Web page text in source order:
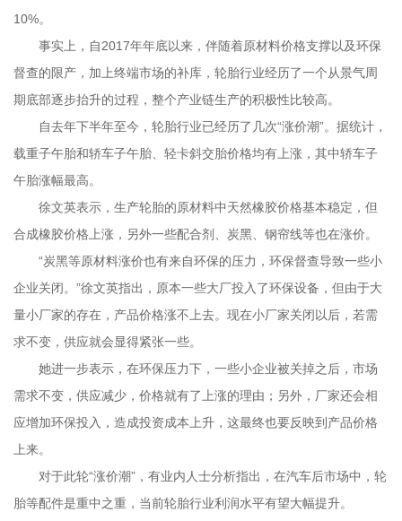
10%。
事实上，自2017年年底以来，伴随着原材料价格支撑以及环保
督查的限产，加上终端市场的补库，轮胎行业经历了一个从景气周
期底部逐步抬升的过程，整个产业链生产的积极性比较高。
自去年下半年至今，轮胎行业已经历了几次“涨价潮”。据统计，
载重子午胎和轿车子午胎、轻卡斜交胎价格均有上涨，其中轿车子
午胎涨幅最高。
徐文英表示，生产轮胎的原材料中天然橡胶价格基本稳定，但
合成橡胶价格上涨，另外一些配合剂、炭黑、钢帘线等也在涨价。
“炭黑等原材料涨价也有来自环保的压力，环保督查导致一些小
企业关闭。”徐文英指出，原本一些大厂投入了环保设备，但由于大
量小厂家的存在，产品价格涨不上去。现在小厂家关闭以后，若需
求不变，供应就会显得紧张一些。
她进一步表示，在环保压力下，一些小企业被关掉之后，市场
需求不变，供应减少，价格就有了上涨的理由；另外，厂家还会相
应增加环保投入，造成投资成本上升，这最终也要反映到产品价格
上来。
对于此轮“涨价潮”，有业内人士分析指出，在汽车后市场中，轮
胎等配件是重中之重，当前轮胎行业利润水平有望大幅提升。